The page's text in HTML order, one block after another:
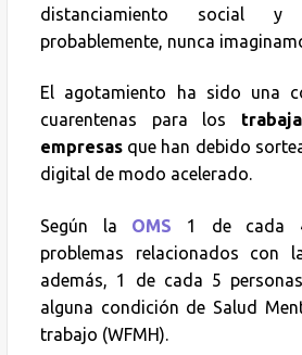
distanciamiento social
probablemente, nunca
El agotamiento ha sido una
cuarentenas para los
empresas que han debido
digital de modo acelerado.
Según la OMS 1 de cada
problemas relacionados con
además, 1 de cada 5
alguna condición de Salud
trabajo (WFMH).